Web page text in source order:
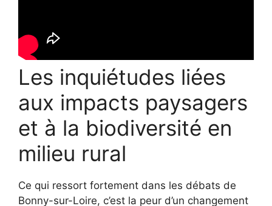
Les inquiétudes liées
aux impacts paysagers
et à la biodiversité en
milieu rural
Ce qui ressort fortement dans les débats de
Bonny-sur-Loire, c’est la peur d’un changement